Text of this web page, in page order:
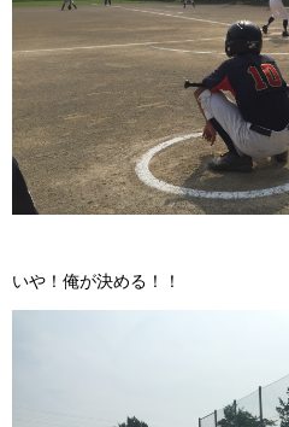
いや！俺が決める！！